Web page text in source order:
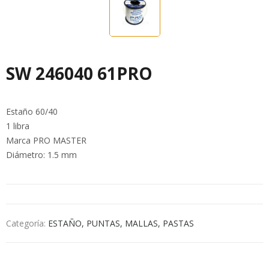
SW 246040 61PRO
Estaño 60/40
1 libra
Marca PRO MASTER
Diámetro: 1.5 mm
Categoría: ESTAÑO, PUNTAS, MALLAS, PASTAS